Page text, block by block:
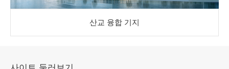
산교 융합 기지